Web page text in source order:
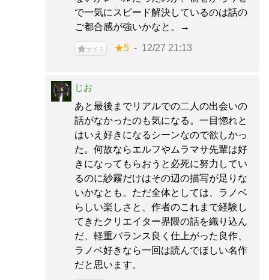
で一気にスピード解決しているのは話の
ご都合感が強いかなと。→
ナイス ★5 12/27 21:13
じお
あと最後までリアルでの二人の出会いの
話がなかったのも気になる。一目惚れと
はいえ好きになるシーンなので欲しかっ
た。何故ならエルフやムラマサ先輩は好
きになってもらおうと必死に努力してい
るのに紗霧だけはその辺の描写が足りな
いかなとも。ただ全体としては、ラノベ
らしい楽しさと、作者のこれまで経験し
てきたクリエイター界隈の話を織り込ん
だ、軽重バランス良く仕上がった良作、
ラノベ好きなら一回は読んでほしい名作
だと思います。